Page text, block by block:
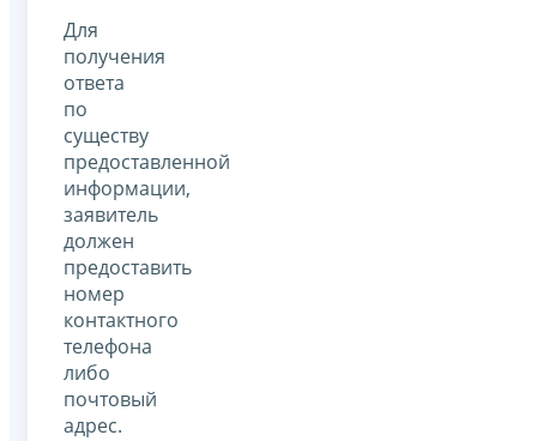
Для
получения
ответа
по
существу
предоставленной
информации,
заявитель
должен
предоставить
номер
контактного
телефона
либо
почтовый
адрес.